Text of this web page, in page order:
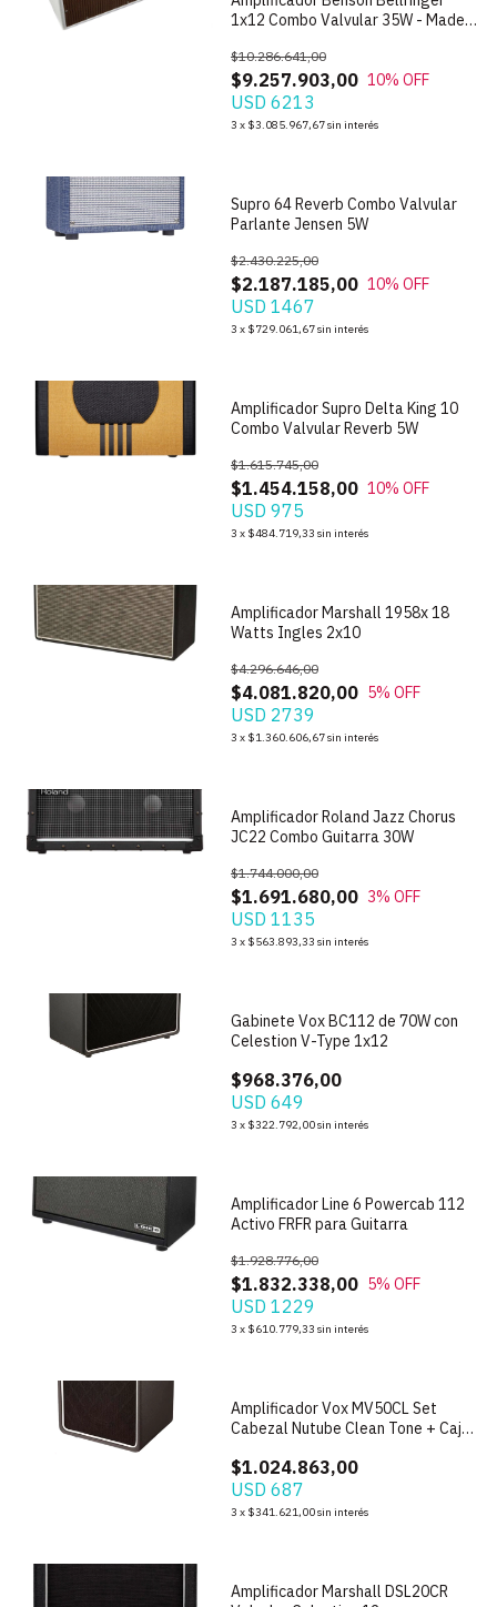
1x12 Combo Valvular 35W - Made in
$9.257.903,00
$10.286.641,00
10% OFF
USD 6213
3 x $3.085.967,67sin interés
Supro 64 Reverb Combo Valvular
Parlante Jensen 5W
$2.187.185,00
$2.430.225,00
10% OFF
USD 1467
3 x $729.061,67sin interés
Amplificador Supro Delta King 10
Combo Valvular Reverb 5W
$1.454.158,00
$1.615.745,00
10% OFF
USD 975
3 x $484.719,33 sin interés
Amplificador Marshall 1958x 18
Watts Ingles 2x10
$4.081.820,00
$4.296.646,00
5% OFF
USD 2739
3 x $1.360.606,67sin interés
Amplificador Roland Jazz Chorus
JC22 Combo Guitarra 30W
$1.691.680,00
$1.744.000,00
3% OFF
USD 1135
3 x $563.893,33 sin interés
Gabinete Vox BC112 de 70W con
Celestion V-Type 1x12
$968.376,00
USD 649
3 x $322.792,00sin interés
Amplificador Line 6 Powercab 112
Activo FRFR para Guitarra
$1.832.338,00
$1.928.776,00
5% OFF
USD 1229
3 x $610.779,33 sin interés
Amplificador Vox MV50CL Set
Cabezal Nutube Clean Tone + Caja
$1.024.863,00
USD 687
3 x $341.621,00sin interés
Amplificador Marshall DSL20CR